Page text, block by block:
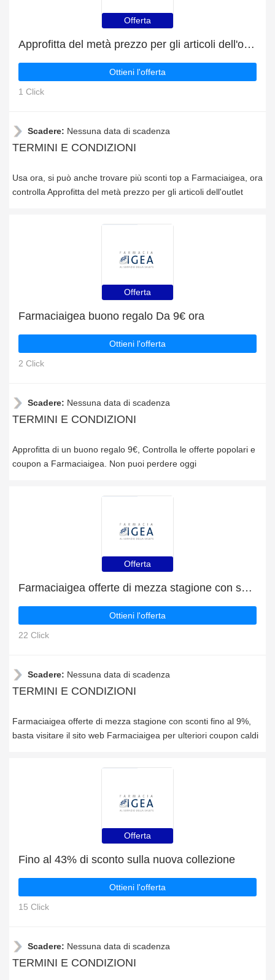
Offerta
Approfitta del metà prezzo per gli articoli dell'outlet
Ottieni l'offerta
1 Click
Scadere: Nessuna data di scadenza
TERMINI E CONDIZIONI
Usa ora, si può anche trovare più sconti top a Farmaciaigea, ora
controlla Approfitta del metà prezzo per gli articoli dell'outlet
Offerta
Farmaciaigea buono regalo Da 9€ ora
Ottieni l'offerta
2 Click
Scadere: Nessuna data di scadenza
TERMINI E CONDIZIONI
Approfitta di un buono regalo 9€, Controlla le offerte popolari e
coupon a Farmaciaigea. Non puoi perdere oggi
Offerta
Farmaciaigea offerte di mezza stagione con sconti fino al 9%
Ottieni l'offerta
22 Click
Scadere: Nessuna data di scadenza
TERMINI E CONDIZIONI
Farmaciaigea offerte di mezza stagione con sconti fino al 9%,
basta visitare il sito web Farmaciaigea per ulteriori coupon caldi
Offerta
Fino al 43% di sconto sulla nuova collezione
Ottieni l'offerta
15 Click
Scadere: Nessuna data di scadenza
TERMINI E CONDIZIONI